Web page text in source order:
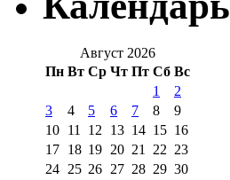
Август 2026
Пн Вт Ср Чт Пт Сб Вс
1
2
3
4 5 6 7 8
9
10 11 12 13 14 15 16
17 18 19 20 21 22 23
24 25 26 27 28 29 30